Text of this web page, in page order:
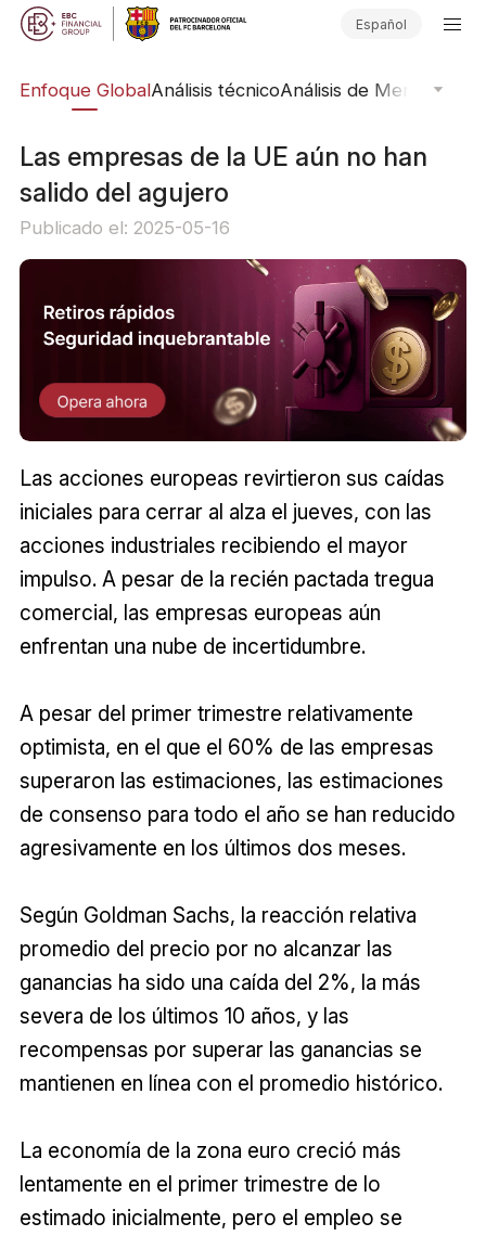
Español
Enfoque GlobalAnálisis técnicoAnálisis de Mercado
Las empresas de la UE aún no han
salido del agujero
Publicado el: 2025-05-16
Las acciones europeas revirtieron sus caídas
iniciales para cerrar al alza el jueves, con las
acciones industriales recibiendo el mayor
impulso. A pesar de la recién pactada tregua
comercial, las empresas europeas aún
enfrentan una nube de incertidumbre.
A pesar del primer trimestre relativamente
optimista, en el que el 60% de las empresas
superaron las estimaciones, las estimaciones
de consenso para todo el año se han reducido
agresivamente en los últimos dos meses.
Según Goldman Sachs, la reacción relativa
promedio del precio por no alcanzar las
ganancias ha sido una caída del 2%, la más
severa de los últimos 10 años, y las
recompensas por superar las ganancias se
mantienen en línea con el promedio histórico.
La economía de la zona euro creció más
lentamente en el primer trimestre de lo
estimado inicialmente, pero el empleo se